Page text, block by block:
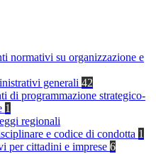
normativi su organizzazione e
generali 42
di programmazione strategico-
1
regionali
e codice di condotta 1
per cittadini e imprese 6